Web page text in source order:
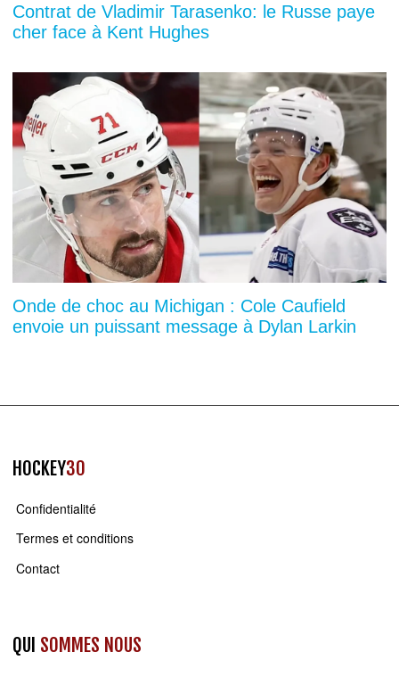
Contrat de Vladimir Tarasenko: le Russe paye
cher face à Kent Hughes
Onde de choc au Michigan : Cole Caufield
envoie un puissant message à Dylan Larkin
HOCKEY30
Confidentialité
Termes et conditions
Contact
QUI SOMMES NOUS